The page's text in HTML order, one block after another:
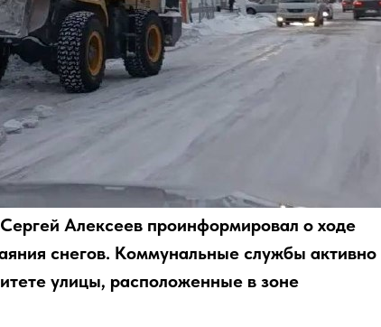
Сергей Алексеев проинформировал о ходе
снегов. Коммунальные службы активно
улицы, расположенные в зоне